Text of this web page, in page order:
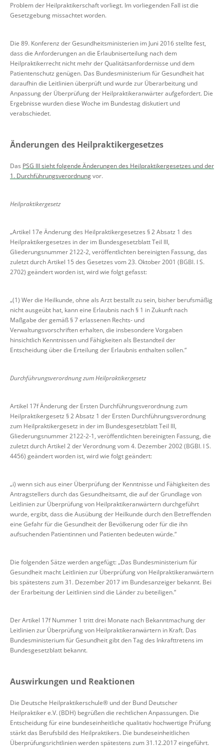
Problem der Heilpraktikerschaft vorliegt. Im vorliegenden Fall ist die
Gesetzgebung missachtet worden.
Die 89. Konferenz der Gesundheitsministerien im Juni 2016 stellte fest,
dass die Anforderungen an die Erlaubniserteilung nach dem
Heilpraktikerrecht nicht mehr der Qualitätsanfordernisse und dem
Patientenschutz genügen. Das Bundesministerium für Gesundheit hat
daraufhin die Leitlinien überprüft und wurde zur Überarbeitung und
Anpassung der Überprüfung der Heilpraktikeranwärter aufgefordert. Die
Ergebnisse wurden diese Woche im Bundestag diskutiert und
verabschiedet.
Änderungen des Heilpraktikergesetzes
Das PSG III sieht folgende Änderungen des Heilpraktikergesetzes und der
1. Durchführungsverordnungvor.
Heilpraktikergesetz
„Artikel 17e Änderung des Heilpraktikergesetzes § 2 Absatz 1 des
Heilpraktikergesetzes in der im Bundesgesetzblatt Teil III,
Gliederungsnummer 2122-2, veröffentlichten bereinigten Fassung, das
zuletzt durch Artikel 15 des Gesetzes vom 23. Oktober 2001 (BGBl. I S.
2702) geändert worden ist, wird wie folgt gefasst:
„(1) Wer die Heilkunde, ohne als Arzt bestallt zu sein, bisher berufsmäßig
nicht ausgeübt hat, kann eine Erlaubnis nach § 1 in Zukunft nach
Maßgabe der gemäß § 7 erlassenen Rechts- und
Verwaltungsvorschriften erhalten, die insbesondere Vorgaben
hinsichtlich Kenntnissen und Fähigkeiten als Bestandteil der
Entscheidung über die Erteilung der Erlaubnis enthalten sollen.“
Durchführungsverordnung zum Heilpraktikergesetz
Artikel 17f Änderung der Ersten Durchführungsverordnung zum
Heilpraktikergesetz § 2 Absatz 1 der Ersten Durchführungsverordnung
zum Heilpraktikergesetz in der im Bundesgesetzblatt Teil III,
Gliederungsnummer 2122-2-1, veröffentlichten bereinigten Fassung, die
zuletzt durch Artikel 2 der Verordnung vom 4. Dezember 2002 (BGBl. I S.
4456) geändert worden ist, wird wie folgt geändert:
„i) wenn sich aus einer Überprüfung der Kenntnisse und Fähigkeiten des
Antragstellers durch das Gesundheitsamt, die auf der Grundlage von
Leitlinien zur Überprüfung von Heilpraktikeranwärtern durchgeführt
wurde, ergibt, dass die Ausübung der Heilkunde durch den Betreffenden
eine Gefahr für die Gesundheit der Bevölkerung oder für die ihn
aufsuchenden Patientinnen und Patienten bedeuten würde.“
Die folgenden Sätze werden angefügt: „Das Bundesministerium für
Gesundheit macht Leitlinien zur Überprüfung von Heilpraktikeranwärtern
bis spätestens zum 31. Dezember 2017 im Bundesanzeiger bekannt. Bei
der Erarbeitung der Leitlinien sind die Länder zu beteiligen.“
Der Artikel 17f Nummer 1 tritt drei Monate nach Bekanntmachung der
Leitlinien zur Überprüfung von Heilpraktikeranwärtern in Kraft. Das
Bundesministerium für Gesundheit gibt den Tag des Inkrafttretens im
Bundesgesetzblatt bekannt.
Auswirkungen und Reaktionen
Die Deutsche Heilpraktikerschule® und der Bund Deutscher
Heilpraktiker e.V. (BDH) begrüßen die rechtlichen Anpassungen. Die
Entscheidung für eine bundeseinheitliche qualitativ hochwertige Prüfung
stärkt das Berufsbild des Heilpraktikers. Die bundeseinheitlichen
Überprüfungsrichtlinien werden spätestens zum 31.12.2017 eingeführt.